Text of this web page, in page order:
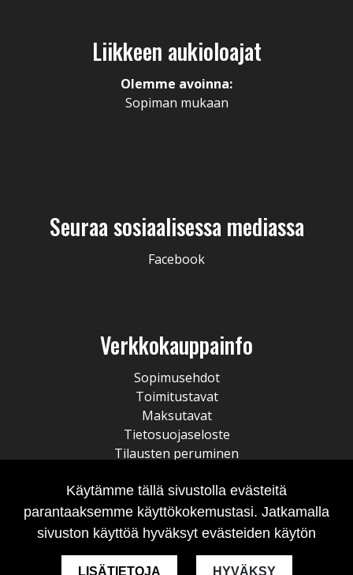
Liikkeen aukioloajat
Olemme avoinna:
Sopiman mukaan
Seuraa sosiaalisessa mediassa
Facebook
Verkkokauppainfo
Sopimusehdot
Toimitustavat
Maksutavat
Tietosuojaseloste
Tilausten peruminen
Käytämme tällä sivustolla evästeitä
parantaaksemme käyttökokemustasi. Jatkamalla
sivuston käyttöä hyväksyt evästeiden käytön
LISÄTIETOJA HYVÄKSY